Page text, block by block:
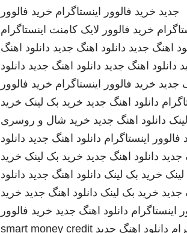
جدید خرید فالوور اینستاگرام خرید فالوور
خرید فالوور لایک کامنت اینستاگرام
اهنگ جدید دانلود اهنگ جدید دانلود اهنگ
دانلود اهنگ جدید دانلود اهنگ جدید دانلود
جدید خرید فالوور اینستاگرام خرید فالوور
دانلود اهنگ جدید خرید بک لینک خرید
دانلود اهنگ جدید خرید شال و روسری
فالوور اینستاگرام دانلود اهنگ جدید دانلود
جدید دانلود اهنگ جدید خرید بک لینک خرید
خرید بک لینک دانلود اهنگ جدید دانلود
جدید خرید بک لینک دانلود اهنگ جدید خرید
اینستاگرام دانلود اهنگ جدید خرید فالوور
دانلود اهنگ جدید smart money credit